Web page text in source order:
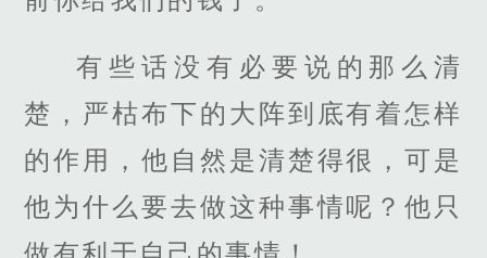
有些话没有必要说的那么清
楚，严枯布下的大阵到底有着怎样
的作用，他自然是清楚得很，可是
他为什么要去做这种事情呢？他只